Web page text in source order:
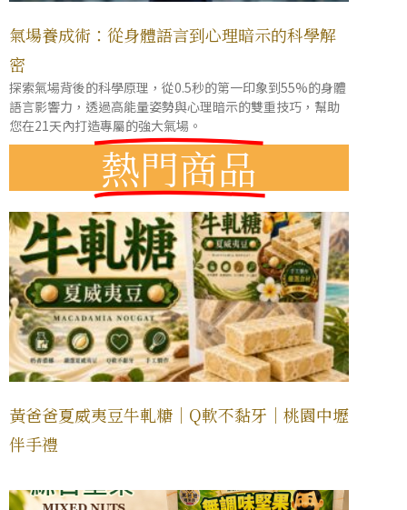
氣場養成術：從身體語言到心理暗示的科學解
密
探索氣場背後的科學原理，從0.5秒的第一印象到55%的身體
語言影響力，透過高能量姿勢與心理暗示的雙重技巧，幫助
您在21天內打造專屬的強大氣場。
熱門商品
黃爸爸夏威夷豆牛軋糖｜Q軟不黏牙｜桃園中壢
伴手禮